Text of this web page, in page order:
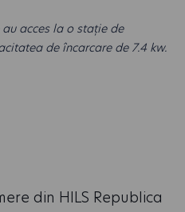
acces la o stație de
de încarcare de 7.4 kw.
din HILS Republica